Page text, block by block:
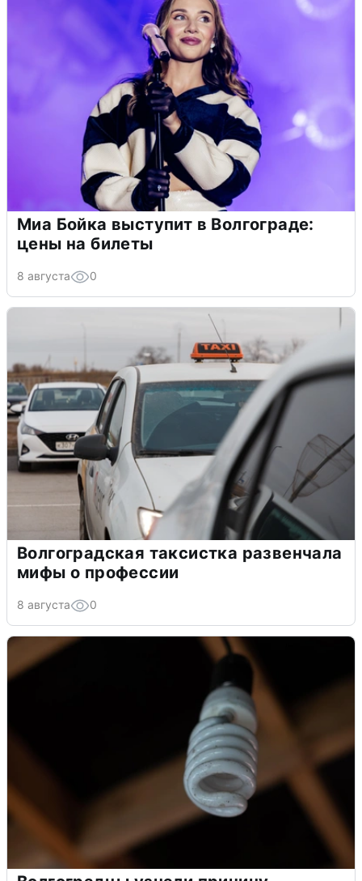
Миа Бойка выступит в Волгограде:
цены на билеты
8 августа 0
Волгоградская таксистка развенчала
мифы о профессии
8 августа 0